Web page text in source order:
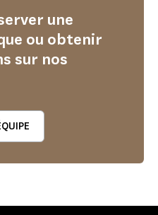
une
ou obtenir
sur nos